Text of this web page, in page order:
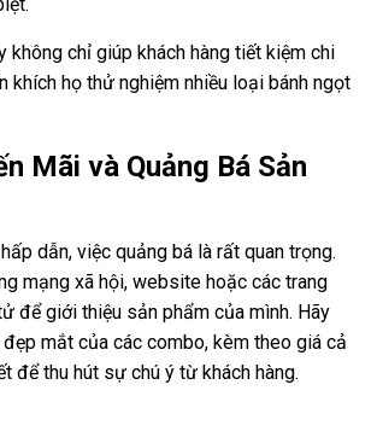
không chỉ giúp khách hàng tiết kiệm chi
khích họ thử nghiệm nhiều loại bánh ngọt
Mãi và Quảng Bá Sản
dẫn, việc quảng bá là rất quan trọng.
mạng xã hội, website hoặc các trang
để giới thiệu sản phẩm của mình. Hãy
mắt của các combo, kèm theo giá cả
để thu hút sự chú ý từ khách hàng.